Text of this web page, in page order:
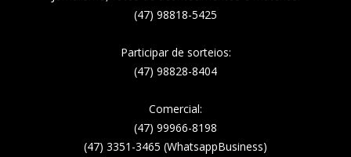
(47) 98818-5425
Participar de sorteios:
(47) 98828-8404
Comercial:
(47) 99966-8198
(47) 3351-3465 (WhatsappBusiness)